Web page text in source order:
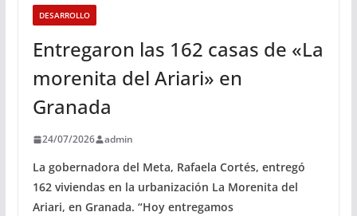
DESARROLLO
Entregaron las 162 casas de «La
morenita del Ariari» en
Granada
24/07/2026 admin
La gobernadora del Meta, Rafaela Cortés, entregó
162 viviendas en la urbanización La Morenita del
Ariari, en Granada. “Hoy entregamos